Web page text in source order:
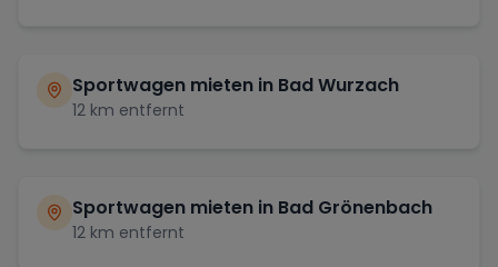
Sportwagen mieten in Bad Wurzach
12 km entfernt
Sportwagen mieten in Bad Grönenbach
12 km entfernt